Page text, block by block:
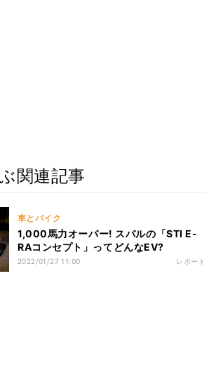
関連記事
車とバイク
1,000馬力オーバー! スバルの「STI E-
RAコンセプト」ってどんなEV?
2022/01/27 11:00 レポート